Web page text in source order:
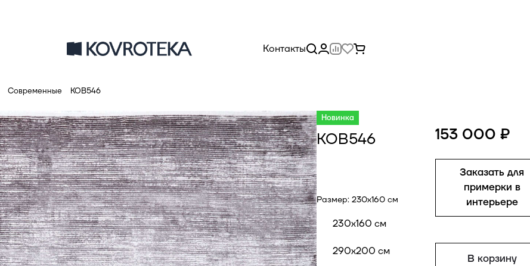
Контакты
Современные КОВ546
Новинка
КОВ546
Размер: 230x160 см
230x160 см
290x200 см
153 000 ₽
Заказать для
примерки в
интерьере
В корзину